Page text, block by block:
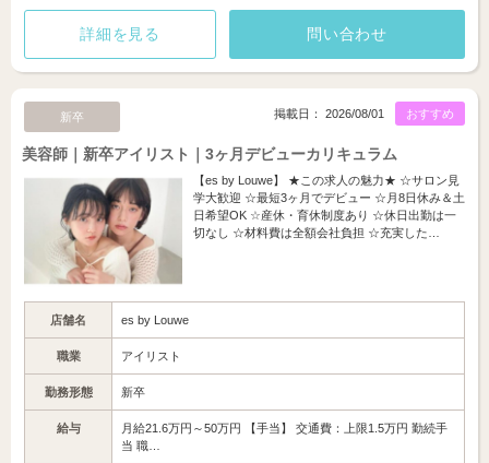
詳細を見る 問い合わせ
新卒 おすすめ
掲載日： 2026/08/01
美容師｜新卒アイリスト｜3ヶ月デビューカリキュラム
【es by Louwe】 ★この求人の魅力★ ☆サロン見
学大歓迎 ☆最短3ヶ月でデビュー ☆月8日休み＆土
日希望OK ☆産休・育休制度あり ☆休日出勤は一
切なし ☆材料費は全額会社負担 ☆充実した…
店舗名 es by Louwe
職業 アイリスト
勤務形態 新卒
給与
月給21.6万円～50万円 【手当】 交通費：上限1.5万円 勤続手
当 職…